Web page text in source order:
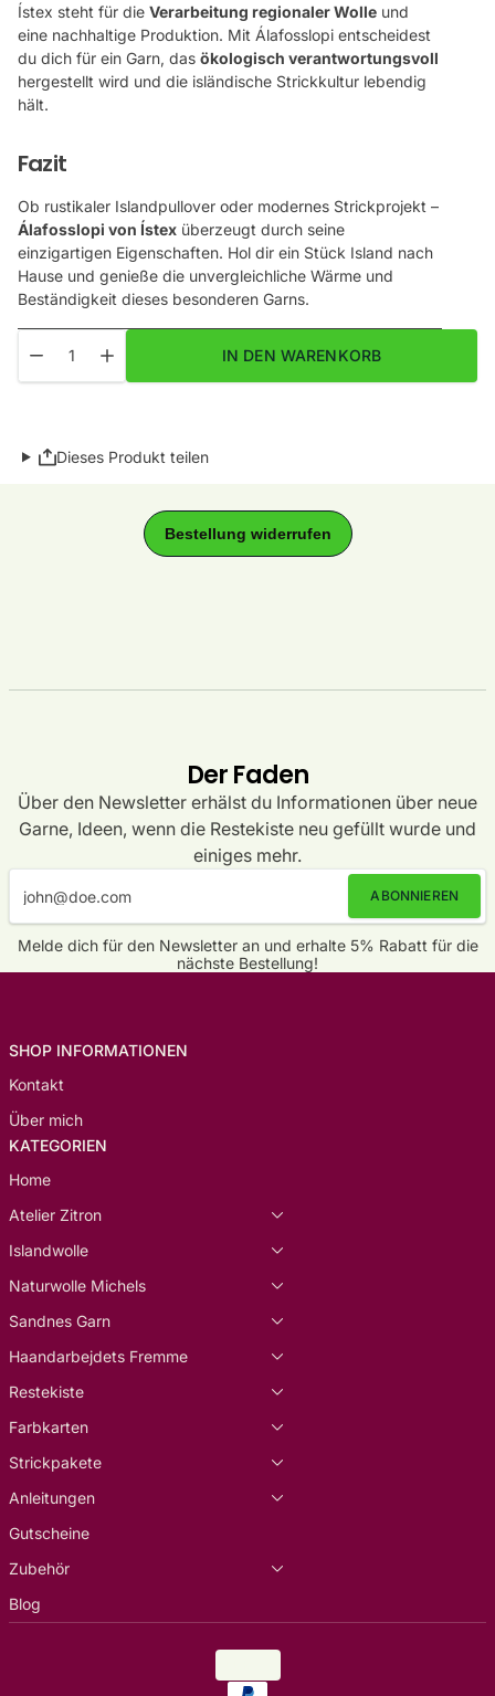
Ístex steht für die Verarbeitung regionaler Wolle und
eine nachhaltige Produktion. Mit Álafosslopi entscheidest
du dich für ein Garn, das ökologisch verantwortungsvoll
hergestellt wird und die isländische Strickkultur lebendig
hält.
Fazit
Ob rustikaler Islandpullover oder modernes Strickprojekt –
Álafosslopi von Ístex überzeugt durch seine
einzigartigen Eigenschaften. Hol dir ein Stück Island nach
Hause und genieße die unvergleichliche Wärme und
Beständigkeit dieses besonderen Garns.
Menge für Alafosslopi Fb. 9962 Ruby Red / Rubinrot verringern
Menge für Alafosslopi Fb. 9962 Ruby Red / Rubinrot
IN DEN WARENKORB
Dieses Produkt teilen
Der Faden
Über den Newsletter erhälst du Informationen über neue
Garne, Ideen, wenn die Restekiste neu gefüllt wurde und
einiges mehr.
ABONNIEREN
Melde dich für den Newsletter an und erhalte 5% Rabatt für die
nächste Bestellung!
SHOP INFORMATIONEN
Kontakt
Über mich
KATEGORIEN
Home
Atelier Zitron
Islandwolle
Naturwolle Michels
Sandnes Garn
Haandarbejdets Fremme
Restekiste
Farbkarten
Strickpakete
Anleitungen
Gutscheine
Zubehör
Blog
Land/Region
Zahlungsarten